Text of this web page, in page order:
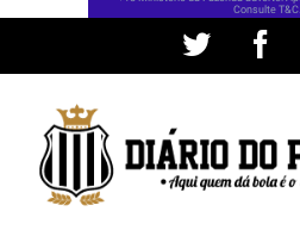
conteúdo
Twitter